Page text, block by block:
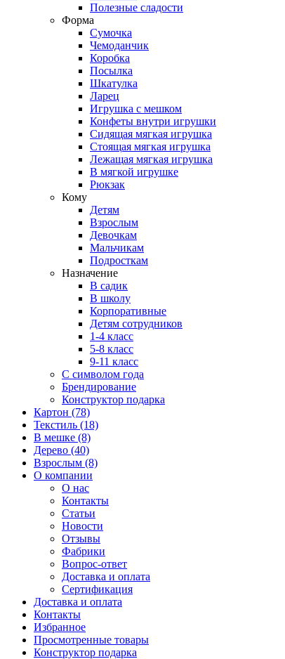
Полезные сладости
Форма
Сумочка
Чемоданчик
Коробка
Посылка
Шкатулка
Ларец
Игрушка с мешком
Конфеты внутри игрушки
Сидящая мягкая игрушка
Стоящая мягкая игрушка
Лежащая мягкая игрушка
В мягкой игрушке
Рюкзак
Кому
Детям
Взрослым
Девочкам
Мальчикам
Подросткам
Назначение
В садик
В школу
Корпоративные
Детям сотрудников
1-4 класс
5-8 класс
9-11 класс
С символом года
Брендирование
Конструктор подарка
Картон (78)
Текстиль (18)
В мешке (8)
Дерево (40)
Взрослым (8)
О компании
О нас
Контакты
Статьи
Новости
Отзывы
Фабрики
Вопрос-ответ
Доставка и оплата
Сертификация
Доставка и оплата
Контакты
Избранное
Просмотренные товары
Конструктор подарка